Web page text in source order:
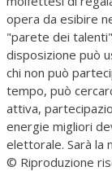
opera da esibire
"parete dei
disposizione può
chi non può
tempo, può
attiva,
energie migliori
elettorale. Sarà la
© Riproduzione